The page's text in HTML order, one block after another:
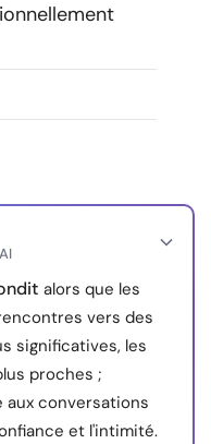
FR
réservés.
alors que les
vers des
significatives, les
proches ;
conversations
et l'intimité.